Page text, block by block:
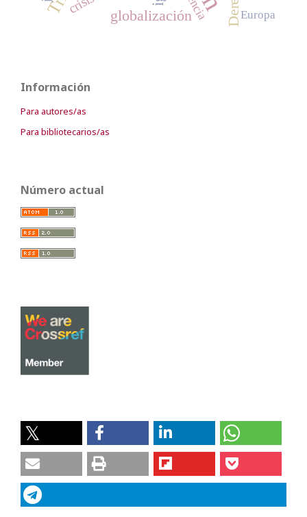
globalización Europa
Información
Para autores/as
Para bibliotecarios/as
Número actual